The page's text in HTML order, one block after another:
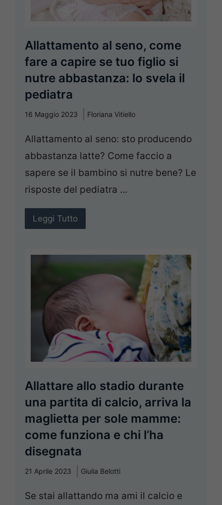
Allattamento al seno, come
fare a capire se tuo figlio si
nutre abbastanza: lo svela il
pediatra
16 Maggio 2023 Floriana Vitiello
Allattamento al seno: sto producendo
abbastanza latte? Come faccio a
sapere se il bambino si nutre bene? Le
risposte del pediatra ...
Leggi Tutto
Allattare allo stadio durante
una partita di calcio, arriva la
maglietta per sole mamme:
come funziona e chi l’ha
disegnata
21 Aprile 2023 Giulia Belotti
Se stai allattando ma ami il calcio e